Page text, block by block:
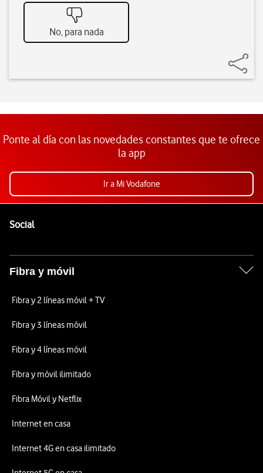
No, para nada
Ponte al día con las novedades constantes que te ofrece
la app
Ir a Mi Vodafone
SocialEnlaces a las redes sociales de Vodafone
Fibra y móvil
Fibra y 2 líneas móvil + TV
Fibra y 3 líneas móvil
Fibra y 4 líneas móvil
Fibra y móvil ilimitado
Fibra Móvil y Netflix
Internet en casa
Internet 4G en casa ilimitado